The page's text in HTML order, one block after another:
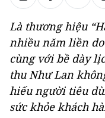
Là thương hiệu
nhiều năm liền
cùng với bề dày
thu Như Lan
hiếu người tiêu
sức khỏe khách